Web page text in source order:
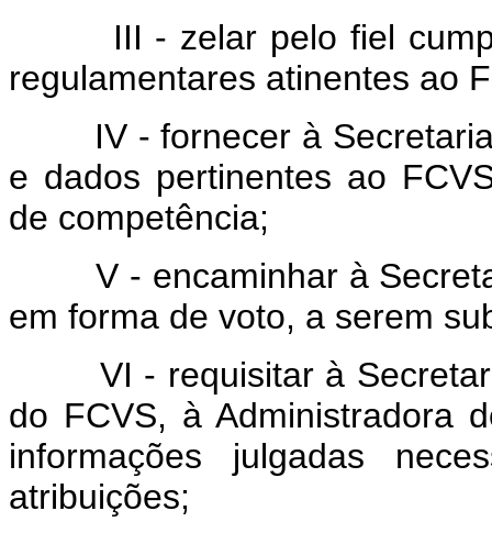
III - zelar pelo fiel
regulamentares atinentes ao
IV - fornecer à Secretaria-
e dados pertinentes ao
de competência;
V - encaminhar à
em forma de voto, a serem
VI - requisitar à
do FCVS, à Administradora
informações julgadas
atribuições;